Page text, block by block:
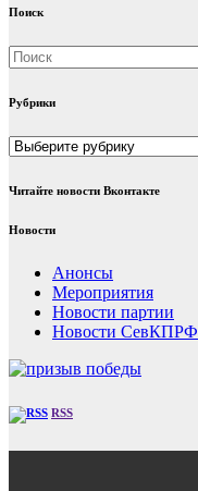
Поиск
Рубрики
Рубрики
Читайте новости Вконтакте
Новости
Анонсы
Мероприятия
Новости партии
Новости СевКПРФ
RSS